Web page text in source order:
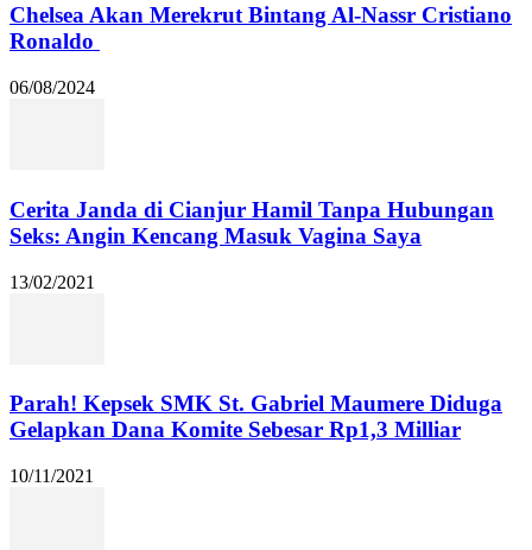
Chelsea Akan Merekrut Bintang Al-Nassr Cristiano
Ronaldo
06/08/2024
Cerita Janda di Cianjur Hamil Tanpa Hubungan
Seks: Angin Kencang Masuk Vagina Saya
13/02/2021
Parah! Kepsek SMK St. Gabriel Maumere Diduga
Gelapkan Dana Komite Sebesar Rp1,3 Milliar
10/11/2021